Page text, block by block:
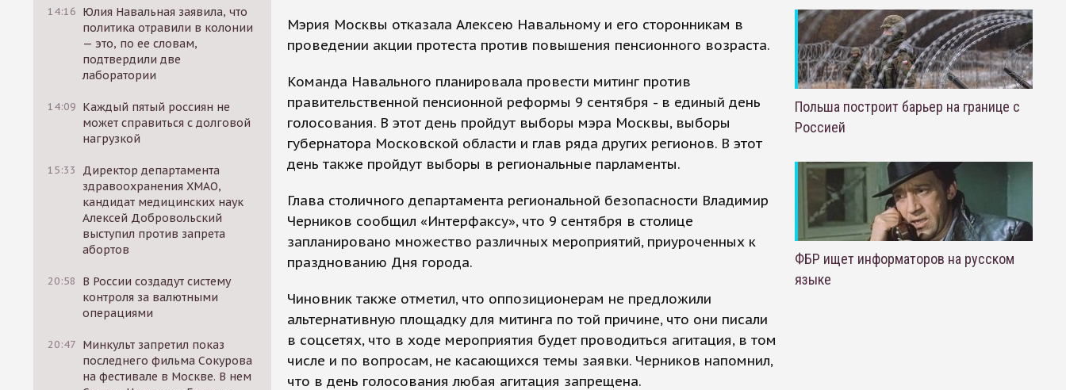
14:16 Юлия Навальная заявила, что
политика отравили в колонии
— это, по ее словам,
подтвердили две
лаборатории
14:09 Каждый пятый россиян не
может справиться с долговой
нагрузкой
15:33
Директор департамента
здравоохранения ХМАО,
кандидат медицинских наук
Алексей Добровольский
выступил против запрета
абортов
20:58
В России создадут систему
контроля за валютными
операциями
20:47 Минкульт запретил показ
последнего фильма Сокурова
на фестивале в Москве. В нем
Мэрия Москвы отказала Алексею Навальному и его сторонникам в
проведении акции протеста против повышения пенсионного возраста.
Команда Навального планировала провести митинг против
правительственной пенсионной реформы 9 сентября - в единый день
голосования. В этот день пройдут выборы мэра Москвы, выборы
губернатора Московской области и глав ряда других регионов. В этот
день также пройдут выборы в региональные парламенты.
Глава столичного департамента региональной безопасности Владимир
Черников сообщил «Интерфаксу», что 9 сентября в столице
запланировано множество различных мероприятий, приуроченных к
празднованию Дня города.
Чиновник также отметил, что оппозиционерам не предложили
альтернативную площадку для митинга по той причине, что они писали
в соцсетях, что в ходе мероприятия будет проводиться агитация, в том
числе и по вопросам, не касающихся темы заявки. Черников напомнил,
что в день голосования любая агитация запрещена.
Польша построит барьер на границе с
Россией
ФБР ищет информаторов на русском
языке